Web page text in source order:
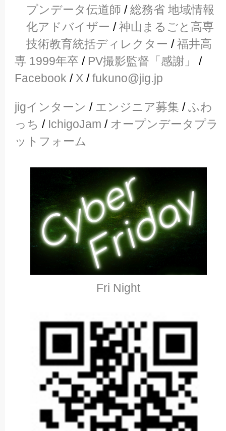
プンデータ伝道師 /総務省 地域情報
化アドバイザー /神山まるごと高専
技術教育統括ディレクター /福井高
専 1999年卒 / PV撮影監督「感謝」
/
Facebook / X /fukuno@jig.jp
jigインターン / エンジニア募集 /ふわ
っち / IchigoJam / オープンデータプラ
ットフォーム
Fri Night